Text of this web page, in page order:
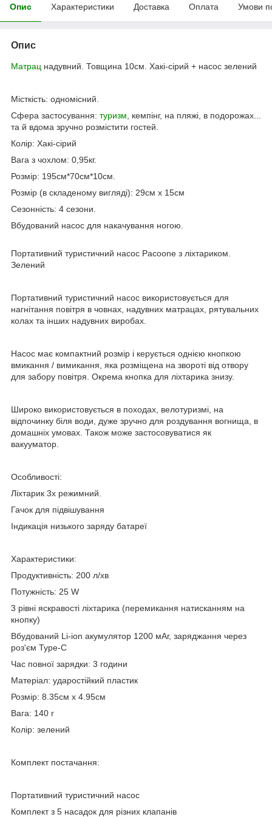
Опис Характеристики Доставка Оплата Умови
Опис
Матрац надувний. Товщина 10см. Хакі-сірий + насос зелений
Місткість: одномісний.
Сфера застосування: туризм , кемпінг, на пляжі, в подорожах...
та й вдома зручно розмістити гостей.
Колір: Хакі-сірий
Вага з чохлом: 0,95кг.
Розмір: 195см*70см*10см.
Розмір (в складеному вигляді): 29см х 15см
Сезонність: 4 сезони.
Вбудований насос для накачування ногою.
Портативний туристичний насос Pacoone з ліхтариком.
Зелений
Портативний туристичний насос використовується для
нагнітання повітря в човнах, надувних матрацах, рятувальних
колах та інших надувних виробах.
Насос має компактний розмір і керується однією кнопкою
вмикання / вимикання, яка розміщена на звороті від отвору
для забору повітря. Окрема кнопка для ліхтарика знизу.
Широко використовується в походах, велотуризмі, на
відпочинку біля води, дуже зручно для роздування вогнища, в
домашніх умовах. Також може застосовуватися як
вакууматор.
Особливості:
Ліхтарик 3х режимний.
Гачок для підвішування
Індикація низького заряду батареї
Характеристики:
Продуктивність: 200 л/хв
Потужність: 25 W
3 рівні яскравості ліхтарика (перемикання натисканням на
кнопку)
Вбудований Li-ion акумулятор 1200 мАг, заряджання через
роз'єм Type-C
Час повної зарядки: 3 години
Матеріал: ударостійкий пластик
Розмір: 8.35см х 4.95см
Вага: 140 г
Колір: зелений
Комплект постачання:
Портативний туристичний насос
Комплект з 5 насадок для різних клапанів